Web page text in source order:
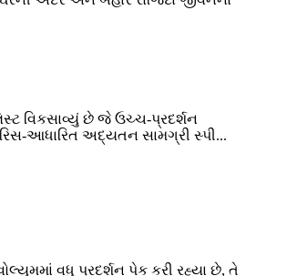
વિકસાવ્યું છે જે ઉચ્ચ-પ્રદર્શન
આધારિત અદ્યતન સામગ્રી સ્પી...
વધુ પ્રદર્શન પેક કરી રહ્યા છે, તે